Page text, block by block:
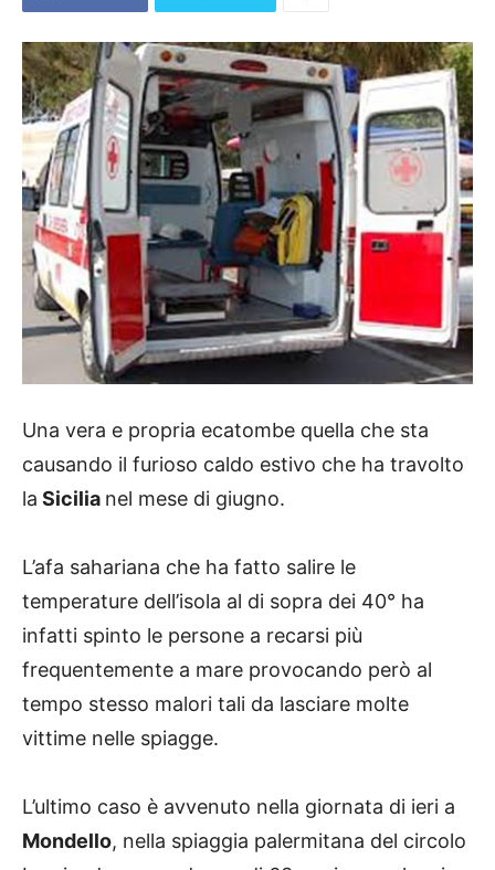
Una vera e propria ecatombe quella che sta
causando il furioso caldo estivo che ha travolto
la Sicilia nel mese di giugno.
L’afa sahariana che ha fatto salire le
temperature dell’isola al di sopra dei 40° ha
infatti spinto le persone a recarsi più
frequentemente a mare provocando però al
tempo stesso malori tali da lasciare molte
vittime nelle spiagge.
L’ultimo caso è avvenuto nella giornata di ieri a
Mondello, nella spiaggia palermitana del circolo